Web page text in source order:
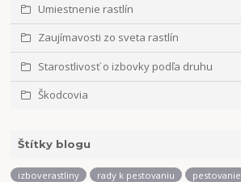
Umiestnenie rastlín
Zaujímavosti zo sveta rastlín
Starostlivosť o izbovky podľa druhu
Škodcovia
Štítky blogu
izboverastliny rady k pestovaniu pestovanie